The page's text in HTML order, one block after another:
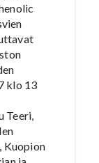
klo 13
Teeri,
Kuopion